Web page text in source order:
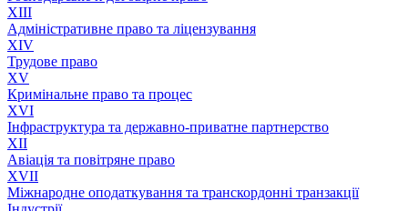
XIII
Адмiнiстративне право та лiцензування
XIV
Трудове право
XV
Кримінальне право та процес
XVI
Інфраструктура та державно-приватне партнерство
XII
Авіація та повітряне право
XVII
Міжнародне оподаткування та транскордонні транзакції